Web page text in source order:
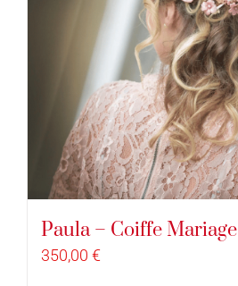
Paula – Coiffe Mariage
350,00 €